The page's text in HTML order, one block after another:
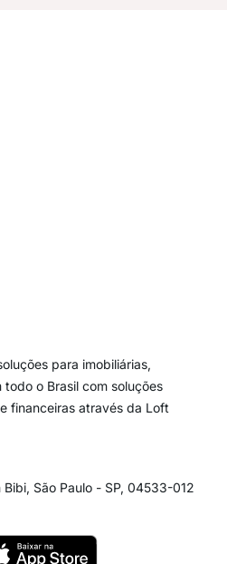
para imobiliárias,
o Brasil com soluções
financeiras através da Loft
São Paulo - SP, 04533-012